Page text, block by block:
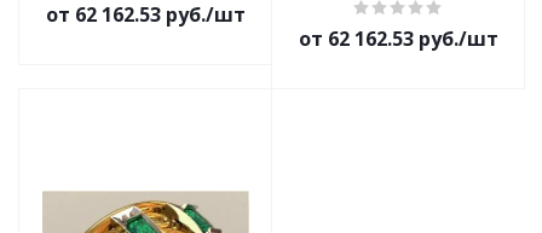
от 62 162.53 руб./шт
от 62 162.53 руб./шт